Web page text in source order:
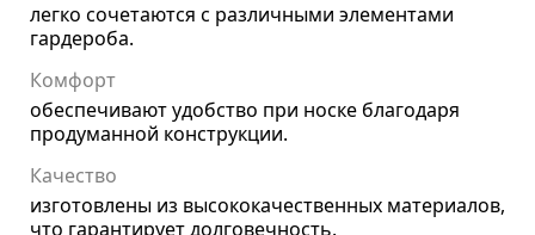
легко сочетаются с различными элементами
гардероба.
Комфорт
обеспечивают удобство при носке благодаря
продуманной конструкции.
Качество
изготовлены из высококачественных материалов,
что гарантирует долговечность.